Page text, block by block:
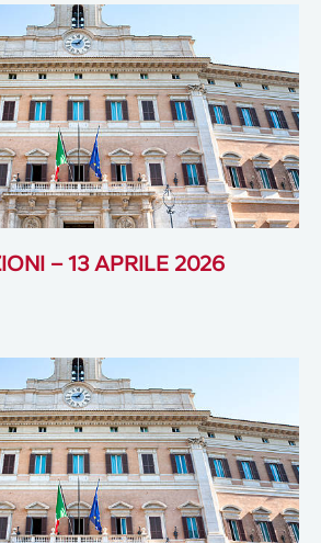
– 13 APRILE 2026